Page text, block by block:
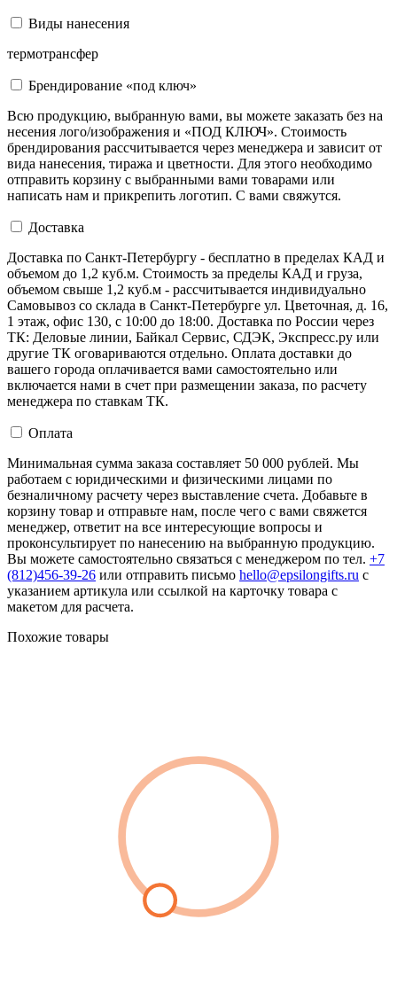
Виды нанесения
термотрансфер
Брендирование «под ключ»
Всю продукцию, выбранную вами, вы можете заказать без на
несения лого/изображения и «ПОД КЛЮЧ». Стоимость
брендирования рассчитывается через менеджера и зависит от
вида нанесения, тиража и цветности. Для этого необходимо
отправить корзину с выбранными вами товарами или
написать нам и прикрепить логотип. С вами свяжутся.
Доставка
Доставка по Санкт-Петербургу - бесплатно в пределах КАД и
объемом до 1,2 куб.м. Стоимость за пределы КАД и груза,
объемом свыше 1,2 куб.м - рассчитывается индивидуально
Самовывоз со склада в Санкт-Петербурге ул. Цветочная, д. 16,
1 этаж, офис 130, с 10:00 до 18:00. Доставка по России через
ТК: Деловые линии, Байкал Сервис, СДЭК, Экспресс.ру или
другие ТК оговариваются отдельно. Оплата доставки до
вашего города оплачивается вами самостоятельно или
включается нами в счет при размещении заказа, по расчету
менеджера по ставкам ТК.
Оплата
Минимальная сумма заказа составляет 50 000 рублей. Мы
работаем с юридическими и физическими лицами по
безналичному расчету через выставление счета. Добавьте в
корзину товар и отправьте нам, после чего с вами свяжется
менеджер, ответит на все интересующие вопросы и
проконсультирует по нанесению на выбранную продукцию.
Вы можете самостоятельно связаться с менеджером по тел. +7
(812)456-39-26 или отправить письмо hello@epsilongifts.ru с
указанием артикула или ссылкой на карточку товара с
макетом для расчета.
Похожие товары